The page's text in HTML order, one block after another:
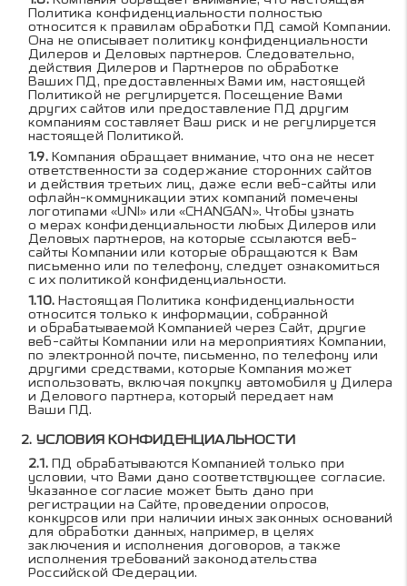
Политика конфиденциальности полностью
относится к правилам обработки ПД самой Компании.
Она не описывает политику конфиденциальности
Дилеров и Деловых партнеров. Следовательно,
действия Дилеров и Партнеров по обработке
Ваших ПД, предоставленных Вами им, настоящей
Политикой не регулируется. Посещение Вами
других сайтов или предоставление ПД другим
компаниям составляет Ваш риск и не регулируется
настоящей Политикой.
Компания обращает внимание, что она не несет
ответственности за содержание сторонних сайтов
и действия третьих лиц, даже если веб-сайты или
офлайн-коммуникации этих компаний помечены
логотипами «UNI» или «CHANGAN». Чтобы узнать
о мерах конфиденциальности любых Дилеров или
Деловых партнеров, на которые ссылаются веб-
сайты Компании или которые обращаются к Вам
письменно или по телефону, следует ознакомиться
с их политикой конфиденциальности.
Настоящая Политика конфиденциальности
относится только к информации, собранной
и обрабатываемой Компанией через Сайт, другие
веб-сайты Компании или на мероприятиях Компании,
по электронной почте, письменно, по телефону или
другими средствами, которые Компания может
использовать, включая покупку автомобиля у Дилера
и Делового партнера, который передает нам
Ваши ПД.
УСЛОВИЯ КОНФИДЕНЦИАЛЬНОСТИ
ПД обрабатываются Компанией только при
условии, что Вами дано соответствующее согласие.
Указанное согласие может быть дано при
регистрации на Сайте, проведении опросов,
конкурсов или при наличии иных законных оснований
для обработки данных, например, в целях
заключения и исполнения договоров, а также
исполнения требований законодательства
Российской Федерации.